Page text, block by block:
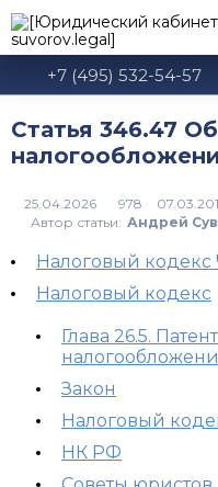
+7 (495) 532-54-57
Статья 346.47
978
Автор статьи: Андрей
Налоговый кодекс
Налоговый кодекс
Глава 26.5.
Закон
Налоговый
НК РФ